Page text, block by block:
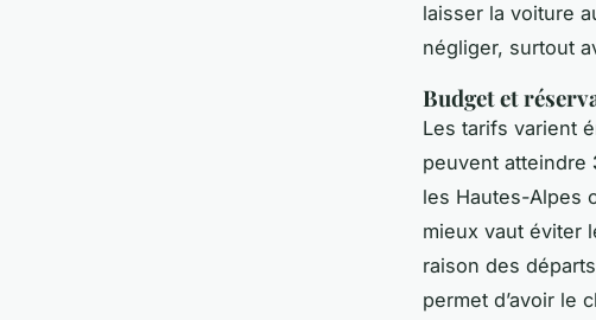
laisser la voiture
négliger, surtout
Budget et
Les tarifs varient
peuvent atteindre
les Hautes-Alpes
mieux vaut éviter
raison des
permet d’avoir le